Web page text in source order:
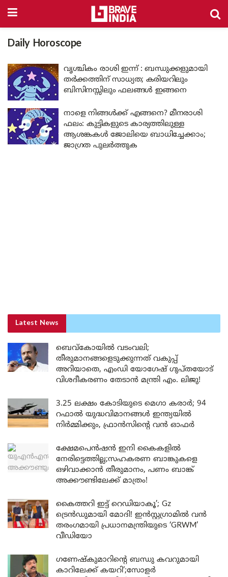
Daily Horoscope
വൃശ്ചികം രാശി ഇന്ന് : ബന്ധുക്കളുമായി
തർക്കത്തിന് സാധ്യത; കരിയറിലും
ബിസിനസ്സിലും ഫലങ്ങൾ ഇങ്ങനെ
നാളെ നിങ്ങൾക്ക് എങ്ങനെ? മീനരാശി
ഫലം: കുട്ടികളുടെ കാര്യത്തിലുള്ള
ആശങ്കകൾ ജോലിയെ ബാധിച്ചേക്കാം;
ജാഗ്രത പുലർത്തുക
Latest News
ബെവ്കോയിൽ വടംവലി;
തീരുമാനങ്ങളെടുക്കുന്നത് വകുപ്പ്
അറിയാതെ, എംഡി യോഗേഷ് ഗുപ്തയോട്
വിശദീകരണം തേടാൻ മന്ത്രി എം. ലിജു!
3.25 ലക്ഷം കോടിയുടെ മെഗാ കരാർ; 94
റഫാൽ യുദ്ധവിമാനങ്ങൾ ഇന്ത്യയിൽ
നിർമ്മിക്കും, ഫ്രാൻസിന്റെ വൻ ഓഫർ
ക്ഷേമപെൻഷൻ ഇനി കൈകളിൽ
നേരിട്ടെത്തില്ല;സഹകരണ ബാങ്കുകളെ
ഒഴിവാക്കാൻ തീരുമാനം, പണം ബാങ്ക്
അക്കൗണ്ടിലേക്ക് മാത്രം!
കൈത്തറി ഇട്ട് റെഡിയാകൂ’; Gz
ട്രെൻഡുമായി മോദി! ഇൻസ്റ്റഗ്രാമിൽ വൻ
തരംഗമായി പ്രധാനമന്ത്രിയുടെ ‘GRWM’
വീഡിയോ
ഗണേഷ്കുമാറിന്റെ ബന്ധു കവറുമായി
കാറിലേക്ക് കയറി’;സോളർ